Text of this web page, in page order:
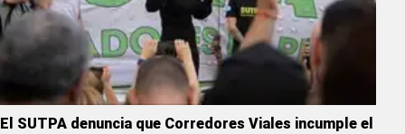
El SUTPA denuncia que Corredores Viales incumple el